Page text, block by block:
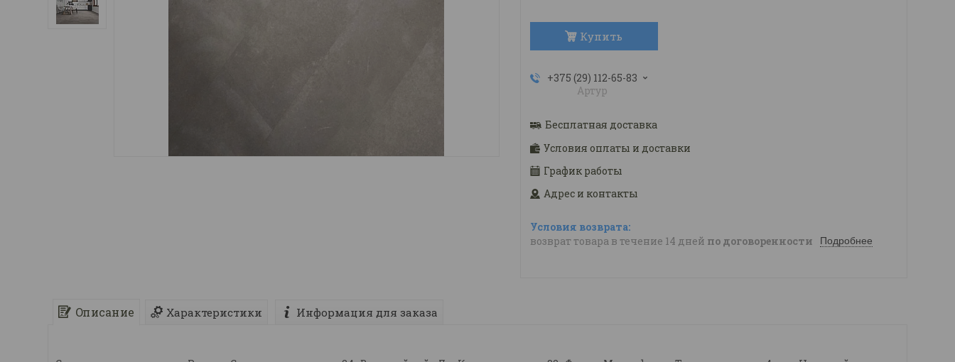
Купить
+375 (29) 112-65-83
Артур
Бесплатная доставка
Условия оплаты и доставки
График работы
Адрес и контакты
возврат товара в течение 14 дней по договоренности Подробнее
Описание Характеристики Информация для заказа